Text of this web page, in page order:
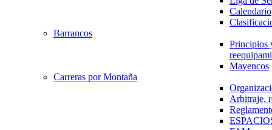
Calendario
Barrancos
Principios
Mayencos
Carreras por Montaña
Arbitraje,